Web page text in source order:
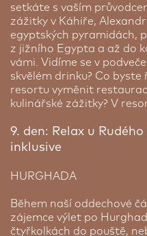
setkáte s vaším
zážitky v Káhiře,
egyptských pyramidách,
z jižního Egypta a až do
vámi. Vidíme se v
skvělém drinku? Co
resortu vyměnit
kulinářské zážitky? V
9. den: Relax u
inklusive
HURGHADA
Během naší oddechové
zájemce výlet po
čtyřkolkách do pouště,